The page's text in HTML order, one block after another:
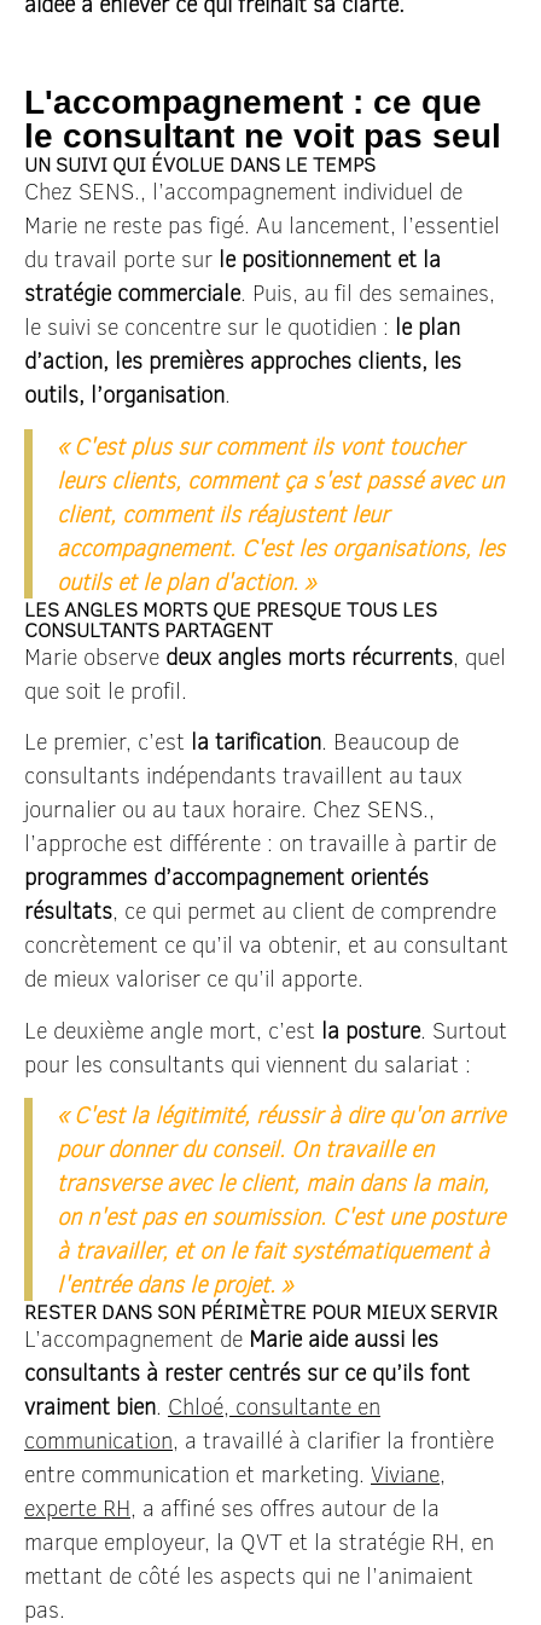
L'accompagnement : ce que
le consultant ne voit pas seul
UN SUIVI QUI ÉVOLUE DANS LE TEMPS
Chez SENS., l’accompagnement individuel de
Marie ne reste pas figé. Au lancement, l’essentiel
du travail porte sur le positionnement et la
stratégie commerciale. Puis, au fil des semaines,
le suivi se concentre sur le quotidien : le plan
d’action, les premières approches clients, les
outils, l’organisation.
« C'est plus sur comment ils vont toucher
leurs clients, comment ça s'est passé avec un
client, comment ils réajustent leur
accompagnement. C'est les organisations, les
outils et le plan d'action. »
LES ANGLES MORTS QUE PRESQUE TOUS LES
CONSULTANTS PARTAGENT
Marie observe deux angles morts récurrents, quel
que soit le profil.
Le premier, c’est la tarification. Beaucoup de
consultants indépendants travaillent au taux
journalier ou au taux horaire. Chez SENS.,
l’approche est différente : on travaille à partir de
programmes d’accompagnement orientés
résultats, ce qui permet au client de comprendre
concrètement ce qu’il va obtenir, et au consultant
de mieux valoriser ce qu’il apporte.
Le deuxième angle mort, c’est la posture. Surtout
pour les consultants qui viennent du salariat :
« C'est la légitimité, réussir à dire qu'on arrive
pour donner du conseil. On travaille en
transverse avec le client, main dans la main,
on n'est pas en soumission. C'est une posture
à travailler, et on le fait systématiquement à
l'entrée dans le projet. »
RESTER DANS SON PÉRIMÈTRE POUR MIEUX SERVIR
L’accompagnement de Marie aide aussi les
consultants à rester centrés sur ce qu’ils font
vraiment bien. Chloé, consultante en
communication, a travaillé à clarifier la frontière
entre communication et marketing. Viviane,
experte RH, a affiné ses offres autour de la
marque employeur, la QVT et la stratégie RH, en
mettant de côté les aspects qui ne l’animaient
pas.